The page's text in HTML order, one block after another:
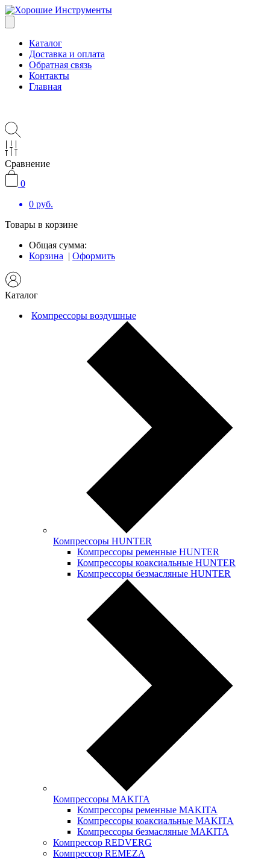
Каталог
Доставка и оплата
Обратная связь
Контакты
Главная
Сравнение
0
0 руб.
Товары в корзине
Общая сумма:
Корзина | Оформить
Каталог
Компрессоры воздушные
Компрессоры HUNTER
Компрессоры ременные HUNTER
Компрессоры коаксиальные HUNTER
Компрессоры безмасляные HUNTER
Компрессоры MAKITA
Компрессоры ременные MAKITA
Компрессоры коаксиальные MAKITA
Компрессоры безмасляные MAKITA
Компрессор REDVERG
Компрессор REMEZA